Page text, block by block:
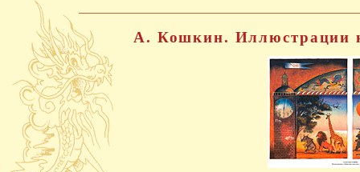
А. Кошкин. Иллюстрации